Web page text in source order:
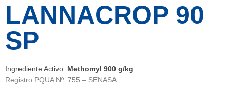
LANNACROP 90
SP
Ingrediente Activo: Methomyl 900 g/kg
Registro PQUA Nº: 755 – SENASA